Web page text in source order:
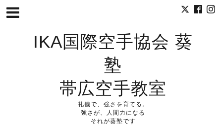
IKA国際空手協会 葵
塾
帯広空手教室
礼儀で、強さを育てる。
強さが、人間力になる
それが葵塾です